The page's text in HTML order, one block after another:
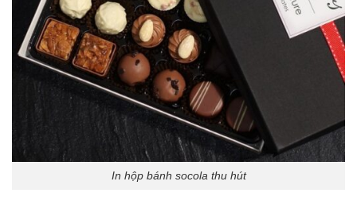
In hộp bánh socola thu hút